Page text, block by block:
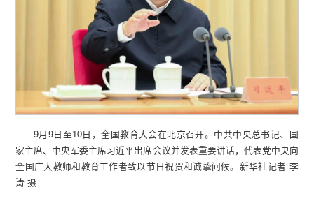
9月9日至10日，全国教育大会在北京召开。中共中央总书记、国
家主席、中央军委主席习近平出席会议并发表重要讲话，代表党中央向
全国广大教师和教育工作者致以节日祝贺和诚挚问候。新华社记者 李
涛 摄